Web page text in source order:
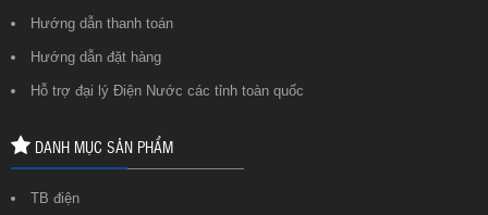
Hướng dẫn thanh toán
Hướng dẫn đặt hàng
Hỗ trợ đại lý Điện Nước các tỉnh toàn quốc
DANH MỤC SẢN PHẨM
TB điện